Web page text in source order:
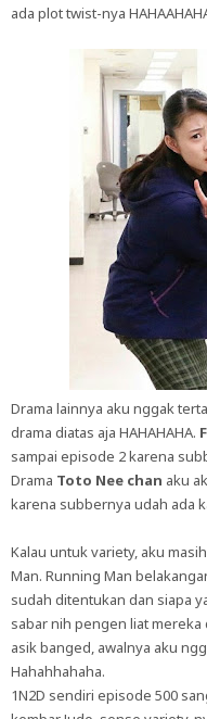
ada plot twist-nya
Drama lainnya aku nggak
drama diatas aja HAHAHAHA.
sampai episode 2 karena
Drama Toto Nee chan aku
karena subbernya udah ada
Kalau untuk variety, aku
Man. Running Man
sudah ditentukan dan siapa
sabar nih pengen liat mereka
asik banged, awalnya aku
Hahahhahaha.
1N2D sendiri episode 500